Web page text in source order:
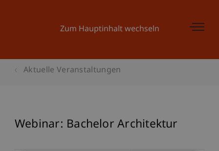
Zum Hauptinhalt wechseln
Aktuelle Veranstaltungen
Webinar: Bachelor Architektur